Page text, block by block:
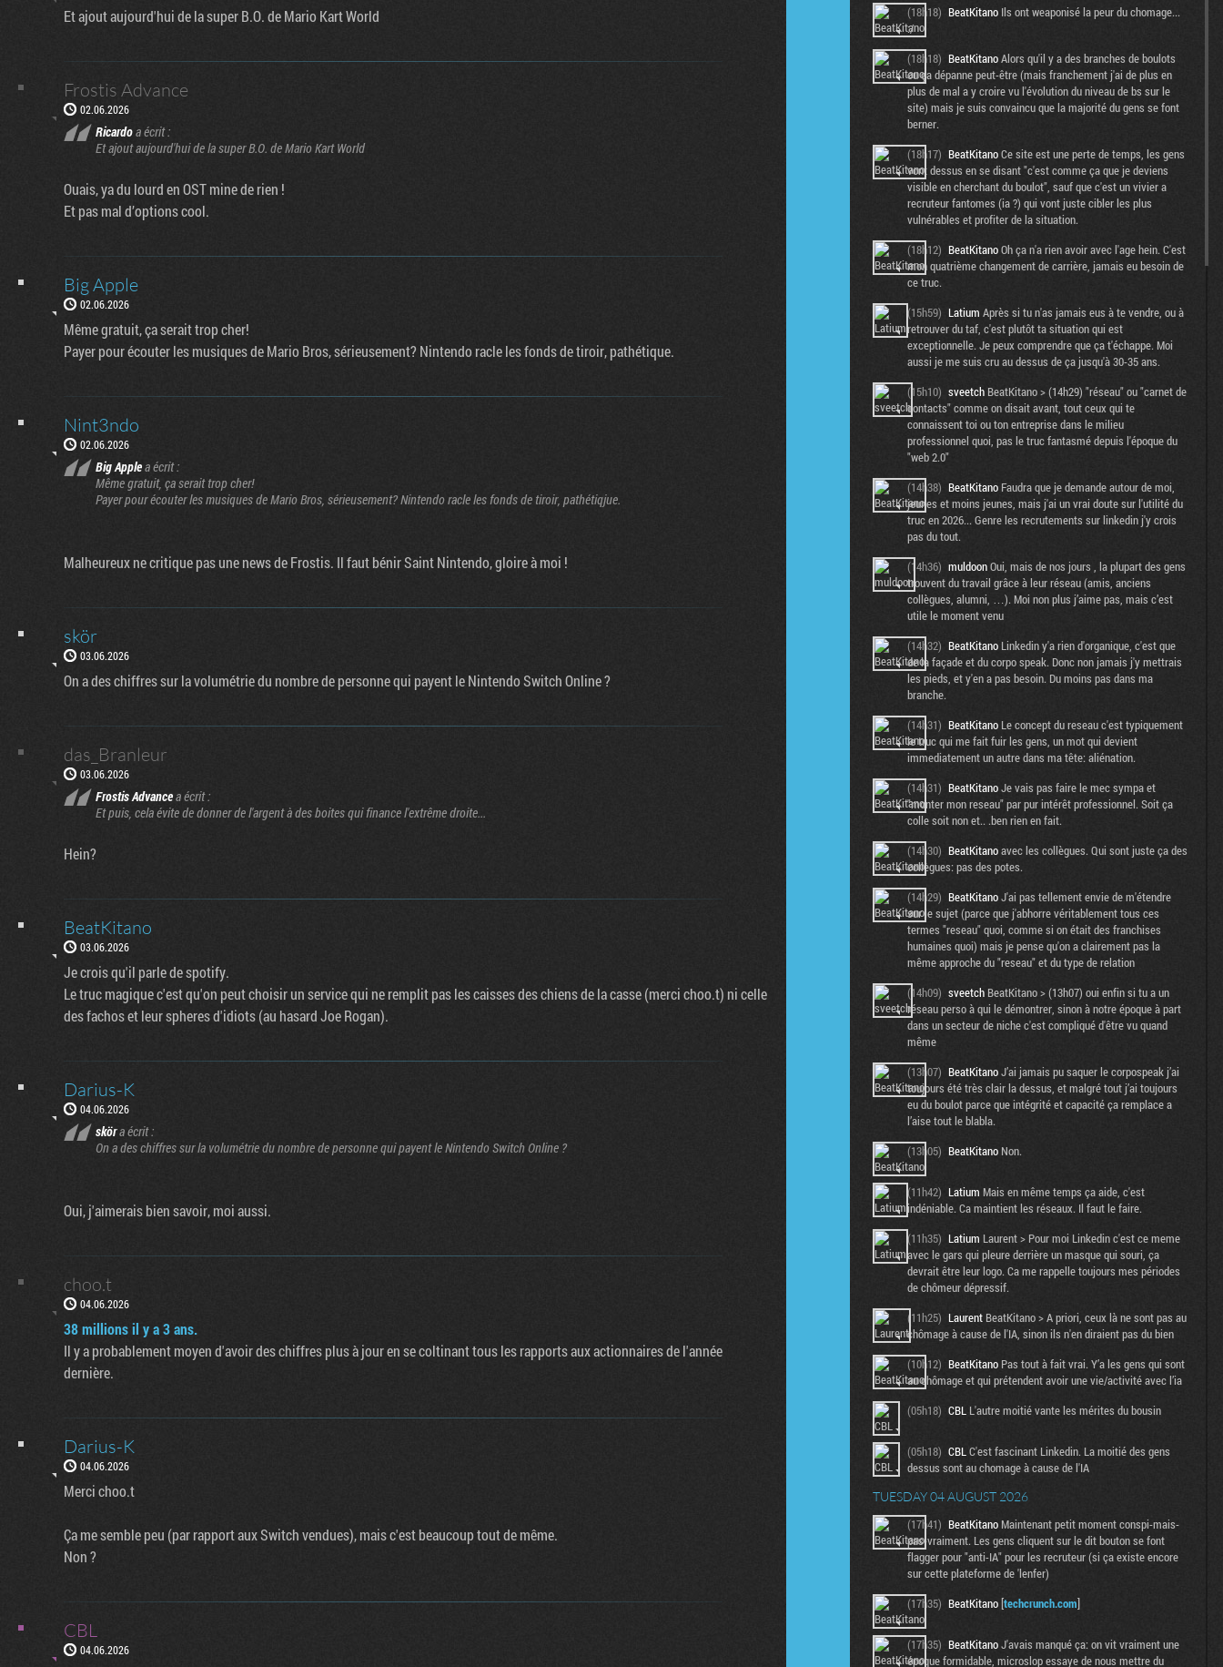
Et ajout aujourd'hui de la super B.O. de Mario Kart World
Frostis Advance
02.06.2026
Ricardoa écrit :
Et ajout aujourd'hui de la super B.O. de Mario Kart World
Ouais, ya du lourd en OST mine de rien !
Et pas mal d’options cool.
Big Apple
02.06.2026
Même gratuit, ça serait trop cher!
Payer pour écouter les musiques de Mario Bros, sérieusement? Nintendo racle les fonds de tiroir, pathétique.
Nint3ndo
02.06.2026
Big Applea écrit :
Même gratuit, ça serait trop cher!
Payer pour écouter les musiques de Mario Bros, sérieusement? Nintendo racle les fonds de tiroir, pathétiqjue.
Malheureux ne critique pas une news de Frostis. Il faut bénir Saint Nintendo, gloire à moi !
skör
03.06.2026
On a des chiffres sur la volumétrie du nombre de personne qui payent le Nintendo Switch Online ?
das_Branleur
03.06.2026
Frostis Advancea écrit :
Et puis, cela évite de donner de l'argent à des boites qui finance l'extrême droite...
Hein?
BeatKitano
03.06.2026
Je crois qu'il parle de spotify.
Le truc magique c'est qu'on peut choisir un service qui ne remplit pas les caisses des chiens de la casse (merci choo.t) ni celle
des fachos et leur spheres d'idiots (au hasard Joe Rogan).
Darius-K
04.06.2026
sköra écrit :
On a des chiffres sur la volumétrie du nombre de personne qui payent le Nintendo Switch Online ?
Oui, j'aimerais bien savoir, moi aussi.
choo.t
04.06.2026
38 millions il y a 3 ans.
Il y a probablement moyen d'avoir des chiffres plus à jour en se coltinant tous les rapports aux actionnaires de l'année
dernière.
Darius-K
04.06.2026
Merci choo.t
Ça me semble peu (par rapport aux Switch vendues), mais c'est beaucoup tout de même.
Non ?
CBL
04.06.2026
(18h18) BeatKitano Ils ont weaponisé la peur du chomage...
:/
(18h18) BeatKitanoAlors qu'il y a des branches de boulots
ou ça dépanne peut-être (mais franchement j'ai de plus en
plus de mal a y croire vu l'évolution du niveau de bs sur le
site) mais je suis convaincu que la majorité du gens se font
berner.
(18h17) BeatKitanoCe site est une perte de temps, les gens
vont dessus en se disant "c'est comme ça que je deviens
visible en cherchant du boulot", sauf que c'est un vivier a
recruteur fantomes (ia ?) qui vont juste cibler les plus
vulnérables et profiter de la situation.
(18h12) BeatKitanoOh ça n'a rien avoir avec l'age hein. C'est
mon quatrième changement de carrière, jamais eu besoin de
ce truc.
(15h59) Latium Après si tu n'as jamais eus à te vendre, ou à
retrouver du taf, c'est plutôt ta situation qui est
exceptionnelle. Je peux comprendre que ça t'échappe. Moi
aussi je me suis cru au dessus de ça jusqu'à 30-35 ans.
(15h10) sveetch BeatKitano > (14h29) "réseau" ou "carnet de
contacts" comme on disait avant, tout ceux qui te
connaissent toi ou ton entreprise dans le milieu
professionnel quoi, pas le truc fantasmé depuis l'époque du
"web 2.0"
(14h38) BeatKitano Faudra que je demande autour de moi,
jeunes et moins jeunes, mais j'ai un vrai doute sur l'utilité du
truc en 2026... Genre les recrutements sur linkedin j'y crois
pas du tout.
(14h36) muldoonOui, mais de nos jours , la plupart des gens
trouvent du travail grâce à leur réseau (amis, anciens
collègues, alumni, …). Moi non plus j’aime pas, mais c’est
utile le moment venu
(14h32) BeatKitano Linkedin y'a rien d'organique, c'est que
de la façade et du corpo speak. Donc non jamais j'y mettrais
les pieds, et y'en a pas besoin. Du moins pas dans ma
branche.
(14h31) BeatKitano Le concept du reseau c'est typiquement
le truc qui me fait fuir les gens, un mot qui devient
immediatement un autre dans ma tête: aliénation.
(14h31) BeatKitanoJe vais pas faire le mec sympa et
"monter mon reseau" par pur intérêt professionnel. Soit ça
colle soit non et.. .ben rien en fait.
(14h30) BeatKitanoavec les collègues. Qui sont juste ça des
collègues: pas des potes.
(14h29) BeatKitanoJ'ai pas tellement envie de m'étendre
sur le sujet (parce que j'abhorre véritablement tous ces
termes "reseau" quoi, comme si on était des franchises
humaines quoi) mais je pense qu'on a clairement pas la
même approche du "reseau" et du type de relation
(14h09) sveetch BeatKitano > (13h07) oui enfin si tu a un
réseau perso à qui le démontrer, sinon à notre époque à part
dans un secteur de niche c'est compliqué d'être vu quand
même
(13h07) BeatKitanoJ’ai jamais pu saquer le corpospeak j’ai
toujours été très clair la dessus, et malgré tout j’ai toujours
eu du boulot parce que intégrité et capacité ça remplace a
l’aise tout le blabla.
(13h05) BeatKitano Non.
(11h42) Latium Mais en même temps ça aide, c'est
indéniable. Ca maintient les réseaux. Il faut le faire.
(11h35) Latium Laurent > Pour moi Linkedin c'est ce meme
avec le gars qui pleure derrière un masque qui souri, ça
devrait être leur logo. Ca me rappelle toujours mes périodes
de chômeur dépressif.
(11h25) Laurent BeatKitano > A priori, ceux là ne sont pas au
chômage à cause de l'IA, sinon ils n'en diraient pas du bien
(10h12) BeatKitano Pas tout à fait vrai. Y’a les gens qui sont
au chômage et qui prétendent avoir une vie/activité avec l’ia
(05h18) CBL L'autre moitié vante les mérites du bousin
(05h18) CBLC'est fascinant Linkedin. La moitié des gens
dessus sont au chomage à cause de l'IA
TUESDAY 04 AUGUST 2026
(17h41) BeatKitano Maintenant petit moment conspi-mais-
pas-vraiment. Les gens cliquent sur le dit bouton se font
flagger pour "anti-IA" pour les recruteur (si ça existe encore
sur cette plateforme de 'lenfer)
(17h35) BeatKitano[techcrunch.com]
(17h35) BeatKitanoJ'avais manqué ça: on vit vraiment une
époque formidable, microslop essaye de nous mettre du